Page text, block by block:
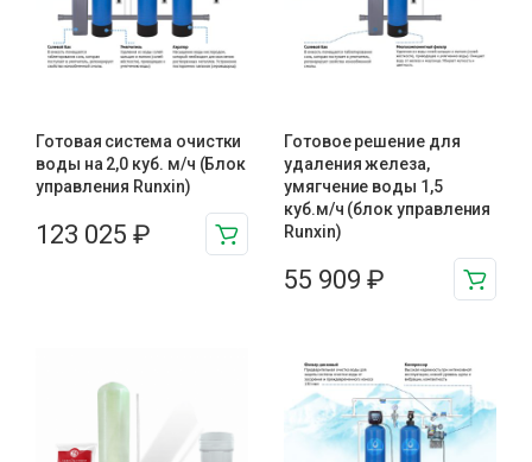
Готовая система очистки
воды на 2,0 куб. м/ч (Блок
управления Runxin)
123 025 ₽
Готовое решение для
удаления железа,
умягчение воды 1,5
куб.м/ч (блок управления
Runxin)
55 909 ₽